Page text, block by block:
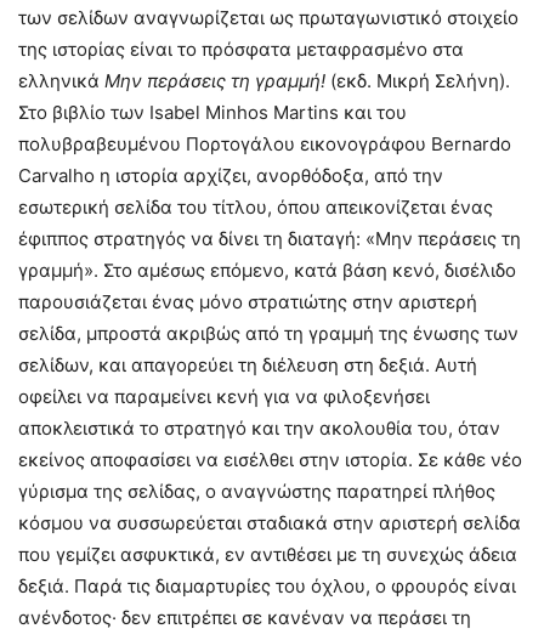
των σελίδων αναγνωρίζεται ως πρωταγωνιστικό στοιχείο
της ιστορίας είναι το πρόσφατα μεταφρασμένο στα
ελληνικά Μην περάσεις τη γραμμή! (εκδ. Μικρή Σελήνη).
Στο βιβλίο των Isabel Minhos Martins και του
πολυβραβευμένου Πορτογάλου εικονογράφου Bernardo
Carvalho η ιστορία αρχίζει, ανορθόδοξα, από την
εσωτερική σελίδα του τίτλου, όπου απεικονίζεται ένας
έφιππος στρατηγός να δίνει τη διαταγή: «Μην περάσεις τη
γραμμή». Στο αμέσως επόμενο, κατά βάση κενό, δισέλιδο
παρουσιάζεται ένας μόνο στρατιώτης στην αριστερή
σελίδα, μπροστά ακριβώς από τη γραμμή της ένωσης των
σελίδων, και απαγορεύει τη διέλευση στη δεξιά. Αυτή
οφείλει να παραμείνει κενή για να φιλοξενήσει
αποκλειστικά το στρατηγό και την ακολουθία του, όταν
εκείνος αποφασίσει να εισέλθει στην ιστορία. Σε κάθε νέο
γύρισμα της σελίδας, ο αναγνώστης παρατηρεί πλήθος
κόσμου να συσσωρεύεται σταδιακά στην αριστερή σελίδα
που γεμίζει ασφυκτικά, εν αντιθέσει με τη συνεχώς άδεια
δεξιά. Παρά τις διαμαρτυρίες του όχλου, ο φρουρός είναι
ανένδοτος· δεν επιτρέπει σε κανέναν να περάσει τη